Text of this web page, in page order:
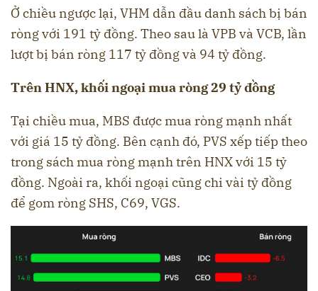
Ở chiều ngược lại, VHM dẫn đầu danh sách bị bán
ròng với 191 tỷ đồng. Theo sau là VPB và VCB, lần
lượt bị bán ròng 117 tỷ đồng và 94 tỷ đồng.
Trên HNX, khối ngoại mua ròng 29 tỷ đồng
Tại chiều mua, MBS được mua ròng mạnh nhất
với giá 15 tỷ đồng. Bên cạnh đó, PVS xếp tiếp theo
trong sách mua ròng mạnh trên HNX với 15 tỷ
đồng. Ngoài ra, khối ngoại cũng chi vài tỷ đồng
để gom ròng SHS, C69, VGS.